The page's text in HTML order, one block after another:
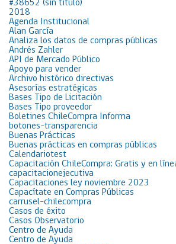
#38652 (sin título)
2018
Agenda Institucional
Alan García
Analiza los datos de compras públicas
Andrés Zahler
API de Mercado Público
Apoyo para vender
Archivo histórico directivas
Asesorías estratégicas
Bases Tipo de Licitación
Bases Tipo proveedor
Boletines ChileCompra Informa
botones-transparencia
Buenas Prácticas
Buenas prácticas en compras públicas
Calendariotest
Capacitación ChileCompra: Gratis y en
capacitacionejecutiva
Capacitaciones ley noviembre 2023
Capacítate en Compras Públicas
carrusel-chilecompra
Casos de éxito
Casos Observatorio
Centro de Ayuda
Centro de Ayuda